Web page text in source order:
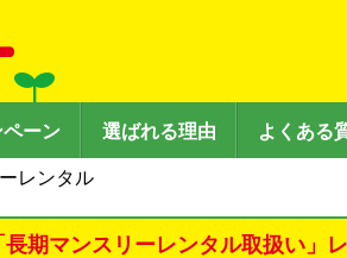
ーン 選ばれる理由 よくある
レンタル
期マンスリーレンタル取扱い」